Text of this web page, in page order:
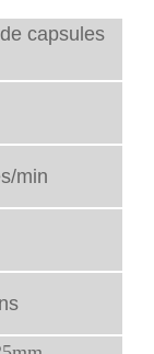
capsules
min